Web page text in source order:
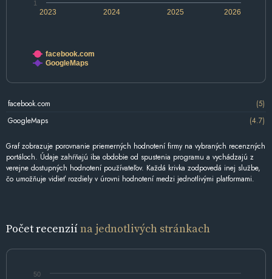
2024 2026
2023 2025
1
facebook.com
GoogleMaps
facebook.com
(5)
GoogleMaps
(4.7)
Graf zobrazuje porovnanie priemerných hodnotení firmy na vybraných recenzných
portáloch. Údaje zahŕňajú iba obdobie od spustenia programu a vychádzajú z
verejne dostupných hodnotení používateľov. Každá krivka zodpovedá inej službe,
čo umožňuje vidieť rozdiely v úrovni hodnotení medzi jednotlivými platformami.
Počet recenziína jednotlivých stránkach
50